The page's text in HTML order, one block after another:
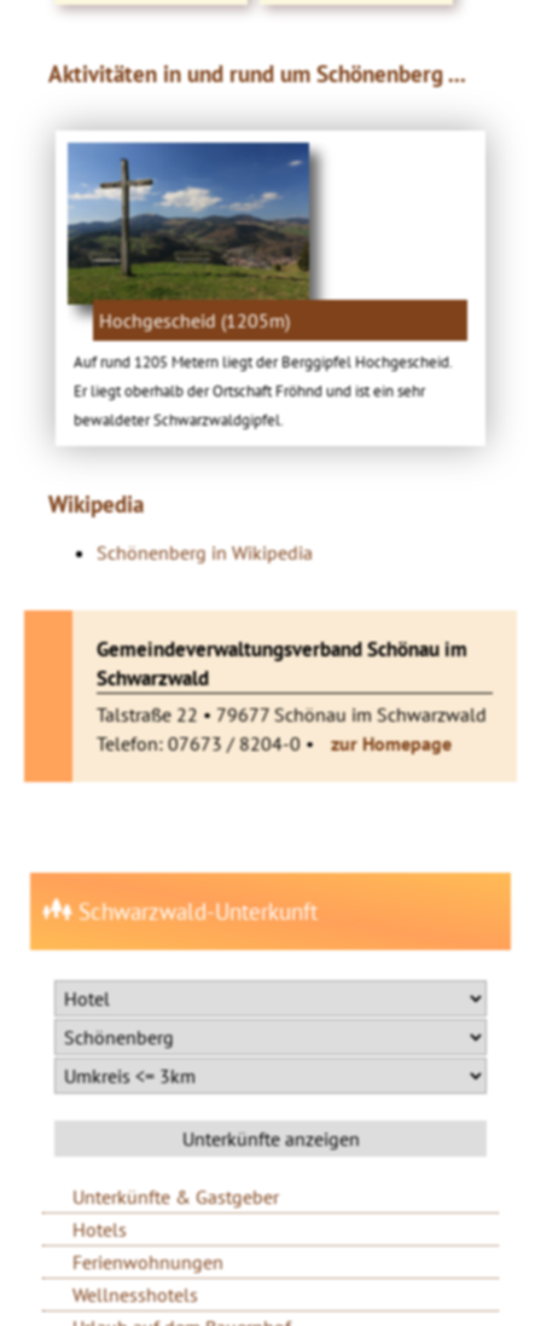
Aktivitäten in und rund um Schönenberg ...
Hochgescheid (1205m)
Auf rund 1205 Metern liegt der Berggipfel Hochgescheid.
Er liegt oberhalb der Ortschaft Fröhnd und ist ein sehr
bewaldeter Schwarzwaldgipfel.
Wikipedia
Schönenberg in Wikipedia
Gemeindeverwaltungsverband Schönau im
Schwarzwald
Talstraße 22 • 79677 Schönau im Schwarzwald
Telefon: 07673 / 8204-0 •
zur Homepage
Schwarzwald-Unterkunft
Unterkünfte & Gastgeber
Hotels
Ferienwohnungen
Wellnesshotels